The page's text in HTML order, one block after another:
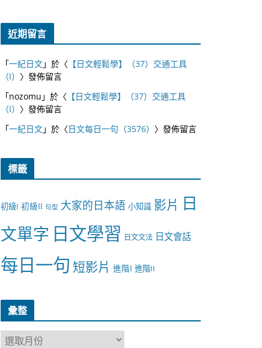
近期留言
「一紀日文」於〈 【日文輕鬆學】（37）交通工具
（I） 〉發佈留言
「nozomu 」於〈 【日文輕鬆學】（37）交通工具
（I） 〉發佈留言
「一紀日文」於〈日文每日一句（3576） 〉發佈留言
標籤
初級I 初級II 句型 大家的日本語 小知識 影片 日
文單字 日文學習 日文文法 日文會話
每日一句 短影片 進階I 進階II
彙整
彙